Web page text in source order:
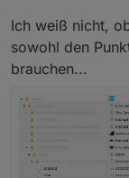
Ich weiß nicht,
sowohl den
brauchen...